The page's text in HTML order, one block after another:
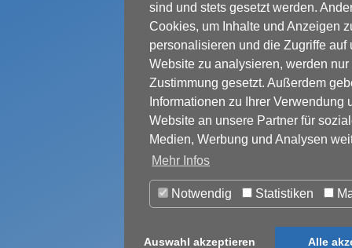
sind und stets gesetzt werden.
Cookies, um Inhalte und Anzeigen
personalisieren und die Zugriffe auf
Website zu analysieren, werden nur
Zustimmung gesetzt. Außerdem
Informationen zu Ihrer Verwendung
Website an unsere Partner für
Medien, Werbung und Analysen
Mehr Infos
Notwendig Statistiken
Auswahl akzeptieren Alle